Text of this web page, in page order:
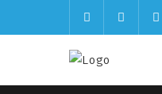
to